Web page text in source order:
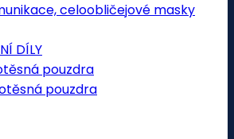
celoobličejové masky
DÍLY
pouzdra
pouzdra